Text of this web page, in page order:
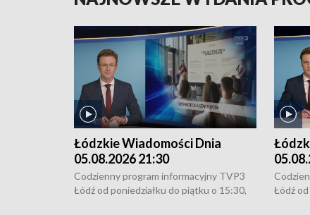
Łódzkie Wiadomości Dnia
05.08.2026 21:30
Codzienny program informacyjny TVP3
Łódź od poniedziałku do piątku o 15:30,
Łódź